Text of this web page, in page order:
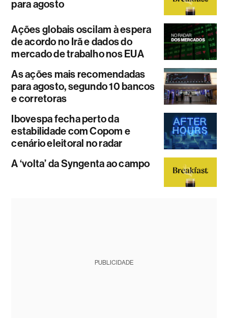
para agosto
Ações globais oscilam à espera
de acordo no Irã e dados do
mercado de trabalho nos EUA
As ações mais recomendadas
para agosto, segundo 10 bancos
e corretoras
Ibovespa fecha perto da
estabilidade com Copom e
cenário eleitoral no radar
A ‘volta’ da Syngenta ao campo
PUBLICIDADE